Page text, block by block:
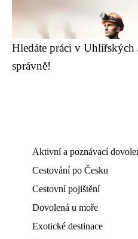
Hledáte práci v Uhlířských
správně!
Aktivní a poznávací
Cestování po Česku
Cestovní pojištění
Dovolená u moře
Exotické destinace